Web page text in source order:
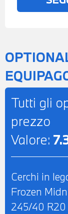
HARMAN
PROVA -
Tutti gli
prezzo
Valore:
Cerchi in
Frozen
245/40 R20